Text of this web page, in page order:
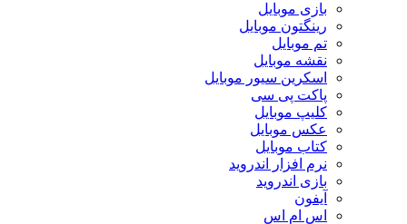
بازی موبایل
رینگتون موبایل
تم موبایل
نقشه موبایل
اسکرین سیور موبایل
پاکت پی سی
کلیپ موبایل
عکس موبایل
کتاب موبایل
نرم افزار اندروید
بازی اندروید
آیفون
اس ام اس